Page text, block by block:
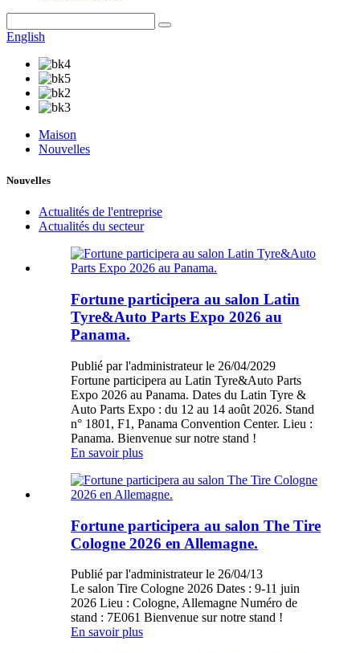
English
Maison
Nouvelles
Nouvelles
Actualités de l'entreprise
Actualités du secteur
Fortune participera au salon Latin
Tyre&Auto Parts Expo 2026 au
Panama.
Publié par l'administrateur le 26/04/2029
Fortune participera au Latin Tyre&Auto Parts
Expo 2026 au Panama. Dates du Latin Tyre &
Auto Parts Expo : du 12 au 14 août 2026. Stand
n° 1801, F1, Panama Convention Center. Lieu :
Panama. Bienvenue sur notre stand !
En savoir plus
Fortune participera au salon The Tire
Cologne 2026 en Allemagne.
Publié par l'administrateur le 26/04/13
Le salon Tire Cologne 2026 Dates : 9-11 juin
2026 Lieu : Cologne, Allemagne Numéro de
stand : 7E061 Bienvenue sur notre stand !
En savoir plus